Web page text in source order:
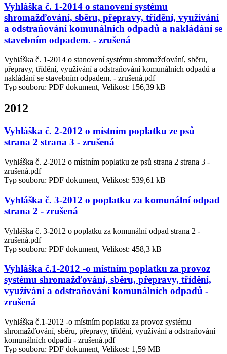
Vyhláška č. 1-2014 o stanovení systému
shromažďování, sběru, přepravy, třídění, využívání
a odstraňování komunálních odpadů a nakládání se
stavebním odpadem. - zrušená
Vyhláška č. 1-2014 o stanovení systému shromažďování, sběru,
přepravy, třídění, využívání a odstraňování komunálních odpadů a
nakládání se stavebním odpadem. - zrušená.pdf
Typ souboru: PDF dokument, Velikost: 156,39 kB
2012
Vyhláška č. 2-2012 o místním poplatku ze psů
strana 2 strana 3 - zrušená
Vyhláška č. 2-2012 o místním poplatku ze psů strana 2 strana 3 -
zrušená.pdf
Typ souboru: PDF dokument, Velikost: 539,61 kB
Vyhláška č. 3-2012 o poplatku za komunální odpad
strana 2 - zrušená
Vyhláška č. 3-2012 o poplatku za komunální odpad strana 2 -
zrušená.pdf
Typ souboru: PDF dokument, Velikost: 458,3 kB
Vyhláška č.1-2012 -o místním poplatku za provoz
systému shromažďování, sběru, přepravy, třídění,
využívání a odstraňování komunálních odpadů -
zrušená
Vyhláška č.1-2012 -o místním poplatku za provoz systému
shromažďování, sběru, přepravy, třídění, využívání a odstraňování
komunálních odpadů - zrušená.pdf
Typ souboru: PDF dokument, Velikost: 1,59 MB